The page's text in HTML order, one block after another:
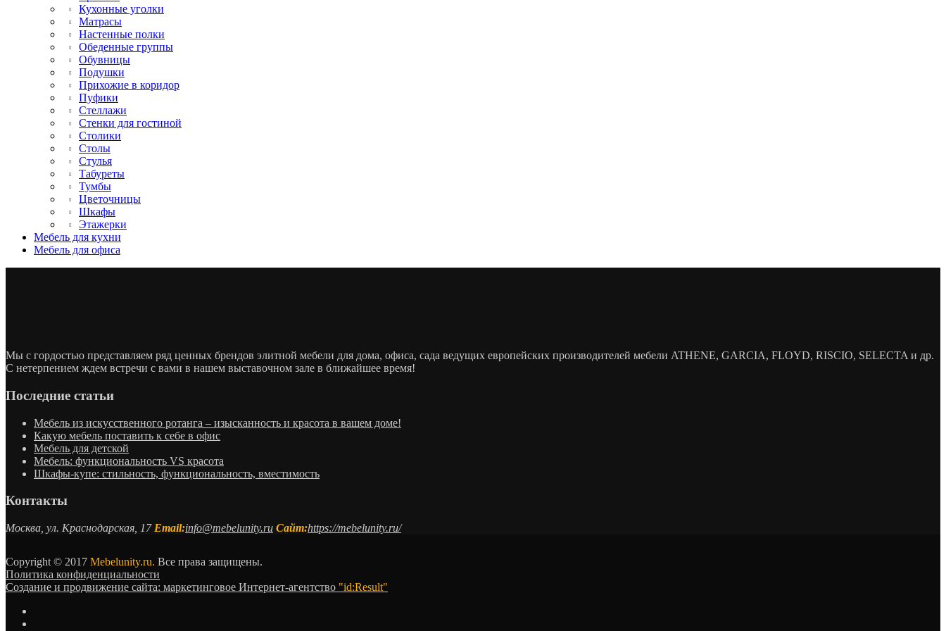
Кухонные уголки
Матрасы
Настенные полки
Обеденные группы
Обувницы
Подушки
Прихожие в коридор
Пуфики
Стеллажи
Стенки для гостиной
Столики
Столы
Стулья
Табуреты
Тумбы
Цветочницы
Шкафы
Этажерки
Мебель для кухни
Мебель для офиса
Мы с гордостью представляем ряд ценных брендов элитной мебели для дома, офиса, сада ведущих европейских производителей мебели ATHENE, GARCIA, FLOYD, RISCIO, SELECTA и др.
С нетерпением ждем встречи с вами в нашем выставочном зале в ближайшее время!
Последние статьи
Мебель из искусственного ротанга – изысканность и красота в вашем доме!
Какую мебель поставить к себе в офис
Мебель для детской
Мебель: функциональность VS красота
Шкафы-купе: стильность, функциональность, вместимость
Контакты
Москва, ул. Краснодарская, 17 Email:info@mebelunity.ru Сайт:https://mebelunity.ru/
Copyright © 2017 Mebelunity.ru. Все права защищены.
Политика конфиденциальности
Создание и продвижение сайта: маркетинговое Интернет-агентство "id:Result"